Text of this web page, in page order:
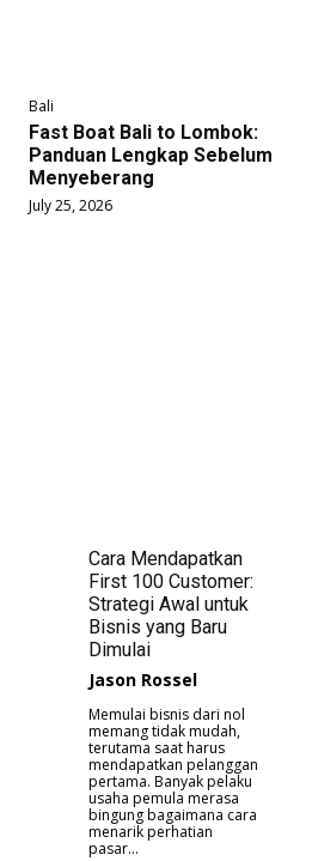
Bali
Fast Boat Bali to Lombok:
Panduan Lengkap Sebelum
Menyeberang
July 25, 2026
Cara Mendapatkan
First 100 Customer:
Strategi Awal untuk
Bisnis yang Baru
Dimulai
Jason Rossel
Memulai bisnis dari nol
memang tidak mudah,
terutama saat harus
mendapatkan pelanggan
pertama. Banyak pelaku
usaha pemula merasa
bingung bagaimana cara
menarik perhatian
pasar...